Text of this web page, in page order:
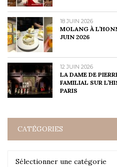
18 JUIN 2026
MOLANG À
JUIN 2026
12 JUIN 2026
LA DAME DE
FAMILIAL SUR
PARIS
CATÉGORIES
Sélectionner une catégorie
Catégories